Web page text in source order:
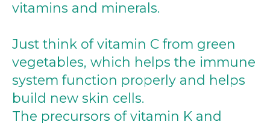
vitamins and minerals.
Just think of vitamin C from green
vegetables, which helps the immune
system function properly and helps
build new skin cells.
The precursors of vitamin K and